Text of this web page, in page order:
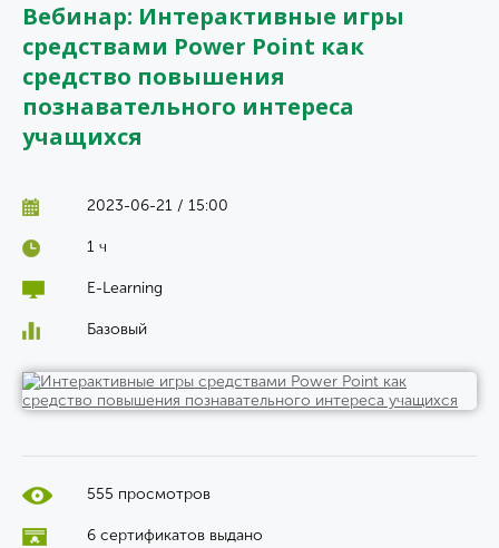
Вебинар: Интерактивные игры
средствами Power Point как
средство повышения
познавательного интереса
учащихся
2023-06-21 / 15:00
1 ч
E-Learning
Базовый
555 просмотров
6 сертификатов выдано